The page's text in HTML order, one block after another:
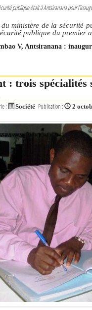
publique était à Antsiranana pour
ministère de la sécurité
publique du premier
V, Antsiranana :
: trois spécialités
: Société Publication : 2